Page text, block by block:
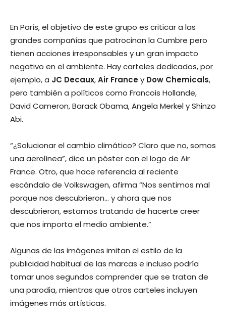
En París, el objetivo de este grupo es criticar a las
grandes compañías que patrocinan la Cumbre pero
tienen acciones irresponsables y un gran impacto
negativo en el ambiente. Hay carteles dedicados, por
ejemplo, a JC Decaux,Air Francey Dow Chemicals,
pero también a políticos como Francois Hollande,
David Cameron, Barack Obama, Angela Merkel y Shinzo
Abi.
“¿Solucionar el cambio climático? Claro que no, somos
una aerolínea”, dice un póster con el logo de Air
France. Otro, que hace referencia al reciente
escándalo de Volkswagen, afirma “Nos sentimos mal
porque nos descubrieron… y ahora que nos
descubrieron, estamos tratando de hacerte creer
que nos importa el medio ambiente.”
Algunas de las imágenes imitan el estilo de la
publicidad habitual de las marcas e incluso podría
tomar unos segundos comprender que se tratan de
una parodia, mientras que otros carteles incluyen
imágenes más artísticas.